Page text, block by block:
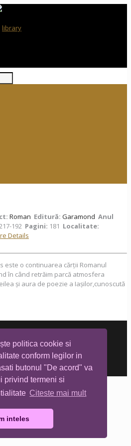
politica cookie si
conform legilor in
butonul "De acord" va
privind termeni si
Citeste mai mult
inteles
Roman Editură: Garamond Anul
192 Pagini: 181 Localitate:
Details
este o continuarea cărții Romanul
în când retrăim parcă atmosfera
și aura de poezie a Iașilor,cunoscută
reserved